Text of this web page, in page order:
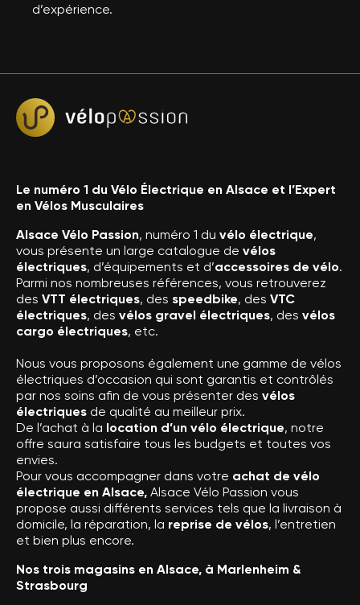
d’expérience.
Le numéro 1 du Vélo Électrique en Alsace et l’Expert
en Vélos Musculaires
Alsace Vélo Passion, numéro 1 du vélo électrique,
vous présente un large catalogue de vélos
électriques, d’équipements et d’accessoires de vélo.
Parmi nos nombreuses références, vous retrouverez
des VTT électriques, des speedbike, des VTC
électriques, des vélos gravel électriques, des vélos
cargo électriques, etc.
Nous vous proposons également une gamme de vélos
électriques d’occasion qui sont garantis et contrôlés
par nos soins afin de vous présenter des vélos
électriques de qualité au meilleur prix.
De l’achat à la location d’un vélo électrique, notre
offre saura satisfaire tous les budgets et toutes vos
envies.
Pour vous accompagner dans votre achat de vélo
électrique en Alsace, Alsace Vélo Passion vous
propose aussi différents services tels que la livraison à
domicile, la réparation, la reprise de vélos, l’entretien
et bien plus encore.
Nos trois magasins en Alsace, à Marlenheim &
Strasbourg